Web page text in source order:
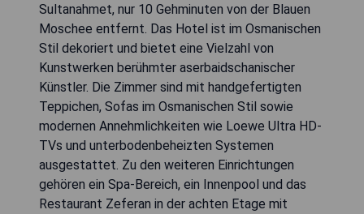
Sultanahmet, nur 10 Gehminuten von der Blauen
Moschee entfernt. Das Hotel ist im Osmanischen
Stil dekoriert und bietet eine Vielzahl von
Kunstwerken berühmter aserbaidschanischer
Künstler. Die Zimmer sind mit handgefertigten
Teppichen, Sofas im Osmanischen Stil sowie
modernen Annehmlichkeiten wie Loewe Ultra HD-
TVs und unterbodenbeheizten Systemen
ausgestattet. Zu den weiteren Einrichtungen
gehören ein Spa-Bereich, ein Innenpool und das
Restaurant Zeferan in der achten Etage mit